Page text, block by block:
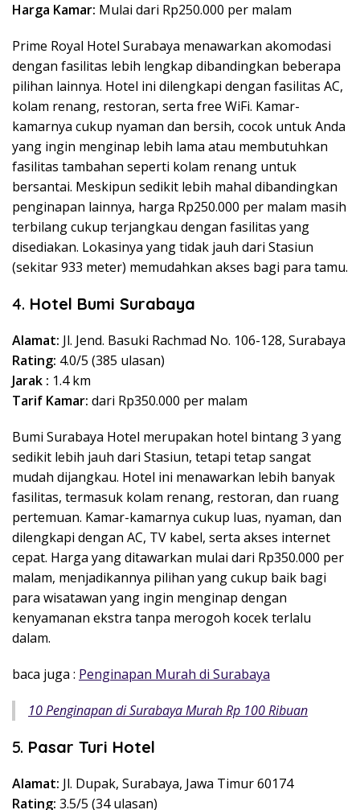
Harga Kamar: Mulai dari Rp250.000 per malam
Prime Royal Hotel Surabaya menawarkan akomodasi
dengan fasilitas lebih lengkap dibandingkan beberapa
pilihan lainnya. Hotel ini dilengkapi dengan fasilitas AC,
kolam renang, restoran, serta free WiFi. Kamar-
kamarnya cukup nyaman dan bersih, cocok untuk Anda
yang ingin menginap lebih lama atau membutuhkan
fasilitas tambahan seperti kolam renang untuk
bersantai. Meskipun sedikit lebih mahal dibandingkan
penginapan lainnya, harga Rp250.000 per malam masih
terbilang cukup terjangkau dengan fasilitas yang
disediakan. Lokasinya yang tidak jauh dari Stasiun
(sekitar 933 meter) memudahkan akses bagi para tamu.
4. Hotel Bumi Surabaya
Alamat: Jl. Jend. Basuki Rachmad No. 106-128, Surabaya
Rating: 4.0/5 (385 ulasan)
Jarak : 1.4 km
Tarif Kamar: dari Rp350.000 per malam
Bumi Surabaya Hotel merupakan hotel bintang 3 yang
sedikit lebih jauh dari Stasiun, tetapi tetap sangat
mudah dijangkau. Hotel ini menawarkan lebih banyak
fasilitas, termasuk kolam renang, restoran, dan ruang
pertemuan. Kamar-kamarnya cukup luas, nyaman, dan
dilengkapi dengan AC, TV kabel, serta akses internet
cepat. Harga yang ditawarkan mulai dari Rp350.000 per
malam, menjadikannya pilihan yang cukup baik bagi
para wisatawan yang ingin menginap dengan
kenyamanan ekstra tanpa merogoh kocek terlalu
dalam.
baca juga : Penginapan Murah di Surabaya
10 Penginapan di Surabaya Murah Rp 100 Ribuan
5. Pasar Turi Hotel
Alamat: Jl. Dupak, Surabaya, Jawa Timur 60174
Rating: 3.5/5 (34 ulasan)